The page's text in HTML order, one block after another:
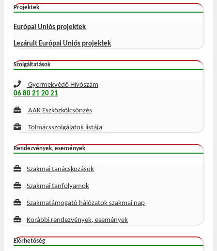
Projektek
Európai Uniós projektek
Lezárult Európai Uniós projektek
Szolgáltatások
Gyermekvédő Hívószám
06 80 21 20 21
AAK Eszközkölcsönzés
Tolmácsszolgálatok listája
Rendezvények, események
Szakmai tanácskozások
Szakmai tanfolyamok
Szakmatámogató hálózatok szakmai nap
Korábbi rendezvények, események
Elérhetőség